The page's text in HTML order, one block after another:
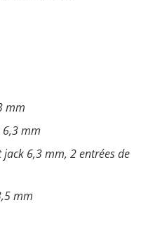
mm
6,3 mm
6,3 mm, 2 entrées de
mm